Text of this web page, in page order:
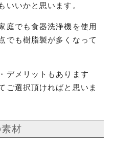
いいかと思います。
庭でも食器洗浄機を使用
でも樹脂製が多くなって
デメリットもあります
ご選択頂ければと思いま
材